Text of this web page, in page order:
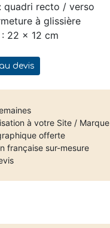
quadri recto / verso
à glissière
22 x 12 cm
devis
à votre Site / Marque
offerte
française sur-mesure